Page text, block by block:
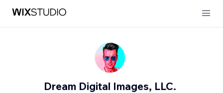
Dream Digital Images, LLC.